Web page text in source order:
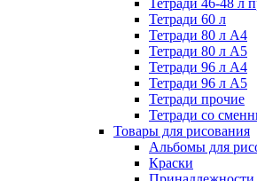
Тетради 46-48 л
Тетради 60 л
Тетради 80 л А4
Тетради 80 л А5
Тетради 96 л А4
Тетради 96 л А5
Тетради прочие
Тетради со
Товары для рисования
Альбомы для
Краски